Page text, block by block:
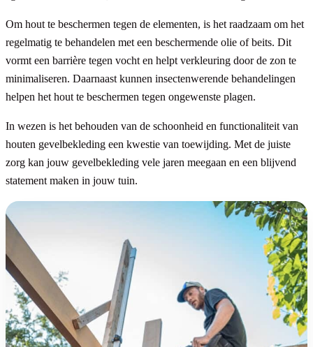
Om hout te beschermen tegen de elementen, is het raadzaam om het
regelmatig te behandelen met een beschermende olie of beits. Dit
vormt een barrière tegen vocht en helpt verkleuring door de zon te
minimaliseren. Daarnaast kunnen insectenwerende behandelingen
helpen het hout te beschermen tegen ongewenste plagen.
In wezen is het behouden van de schoonheid en functionaliteit van
houten gevelbekleding een kwestie van toewijding. Met de juiste
zorg kan jouw gevelbekleding vele jaren meegaan en een blijvend
statement maken in jouw tuin.